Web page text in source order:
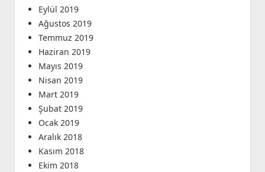
Eylül 2019
Ağustos 2019
Temmuz 2019
Haziran 2019
Mayıs 2019
Nisan 2019
Mart 2019
Şubat 2019
Ocak 2019
Aralık 2018
Kasım 2018
Ekim 2018